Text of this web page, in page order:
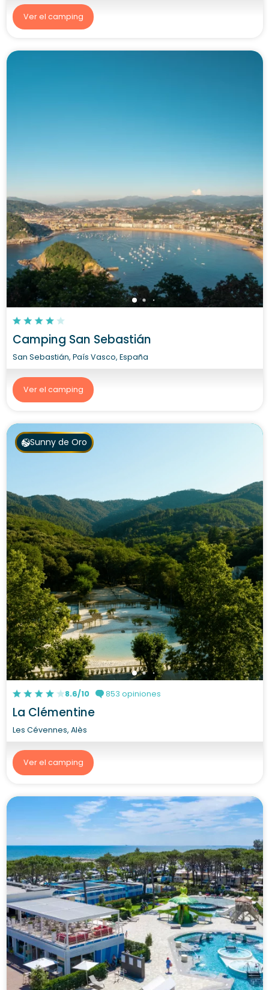
Ver el camping
Camping San Sebastián
San Sebastián, País Vasco, España
Ver el camping
Sunny de Oro
8.6/10 853 opiniones
La Clémentine
Les Cévennes, Alès
Ver el camping